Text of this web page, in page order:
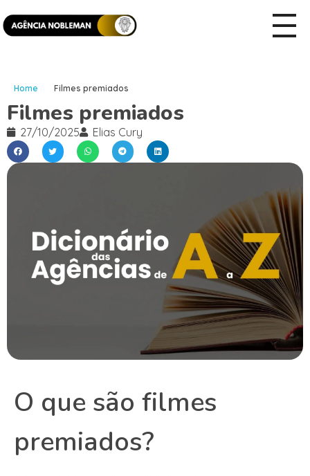
Home Filmes premiados
Filmes premiados
27/10/2025 Elias Cury
O que são filmes
premiados?